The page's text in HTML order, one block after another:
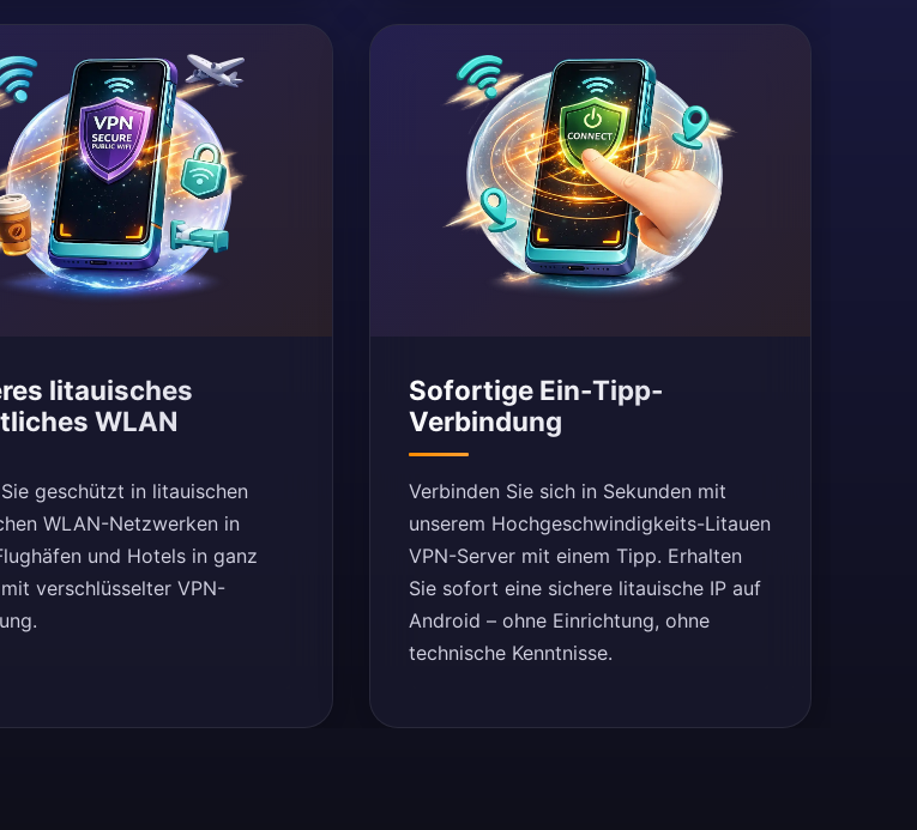
litauisches
WLAN
geschützt in litauischen
WLAN-Netzwerken in
und Hotels in ganz
verschlüsselter VPN-
Sofortige Ein-Tipp-
Verbindung
Verbinden Sie sich in Sekunden mit
unserem Hochgeschwindigkeits-Litauen
VPN-Server mit einem Tipp. Erhalten
Sie sofort eine sichere litauische IP auf
Android – ohne Einrichtung, ohne
technische Kenntnisse.